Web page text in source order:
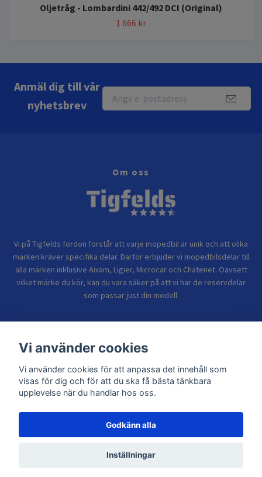
Oljetråg - Lombardini 442/492 DCI (Original)
1 666 kr
Anmäl dig till vår
nyhetsbrev
Om oss
Vi på Tigfelds fordon förstår att varje mopedbil är unik och att olika
märken kräver specifika delar. Därför erbjuder vi mopedbilsdelar till
alla märken inklusive Aixam, Ligier, Microcar och Chatenet. Oavsett
vilket märke du kör, kan du vara säker på att vi har de reservdelar
som passar just din modell.
Sidor
© 2026 TIGFELDS FORDON
Vi använder cookies
Vi använder cookies för att anpassa det innehåll som
visas för dig och för att du ska få bästa tänkbara
upplevelse när du handlar hos oss.
Godkänn alla
Inställningar